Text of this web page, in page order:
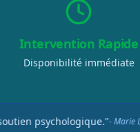
Intervention Rapide
Disponibilité immédiate
- Marie L.